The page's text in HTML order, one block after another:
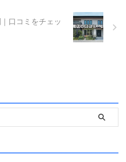
口コミをチェッ